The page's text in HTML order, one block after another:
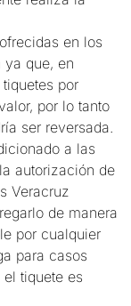
en los
que, en
por
por lo tanto
ser reversada.
a las
autorización de
Veracruz
de manera
por cualquier
para casos
tiquete es